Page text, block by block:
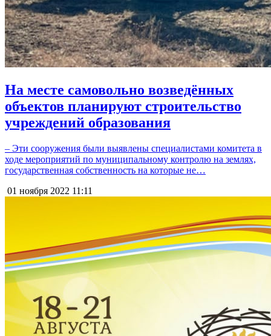
На месте самовольно возведённых
объектов планируют строительство
учреждений образования
– Эти сооружения были выявлены специалистами комитета в
ходе мероприятий по муниципальному контролю на землях,
государственная собственность на которые не…
01 ноября 2022 11:11